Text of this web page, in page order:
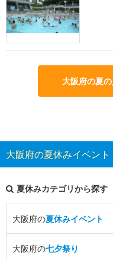
大阪府の夏
大阪府の夏休みイベン
夏休みカテゴリから探す
大阪府の夏休みイベント
大阪府の七夕祭り